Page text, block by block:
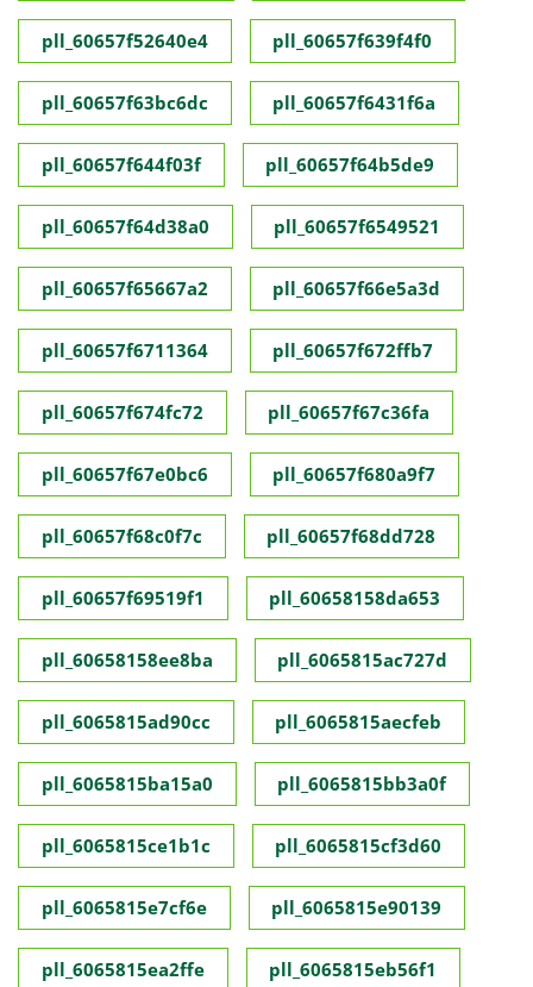
pll_60657f52640e4 pll_60657f639f4f0
pll_60657f63bc6dc pll_60657f6431f6a
pll_60657f644f03f pll_60657f64b5de9
pll_60657f64d38a0 pll_60657f6549521
pll_60657f65667a2 pll_60657f66e5a3d
pll_60657f6711364 pll_60657f672ffb7
pll_60657f674fc72 pll_60657f67c36fa
pll_60657f67e0bc6 pll_60657f680a9f7
pll_60657f68c0f7c pll_60657f68dd728
pll_60657f69519f1 pll_60658158da653
pll_60658158ee8ba pll_6065815ac727d
pll_6065815ad90cc pll_6065815aecfeb
pll_6065815ba15a0 pll_6065815bb3a0f
pll_6065815ce1b1c pll_6065815cf3d60
pll_6065815e7cf6e pll_6065815e90139
pll_6065815ea2ffe pll_6065815eb56f1